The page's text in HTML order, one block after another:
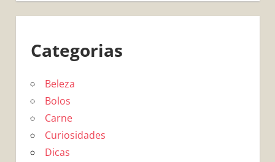
Categorias
Beleza
Bolos
Carne
Curiosidades
Dicas